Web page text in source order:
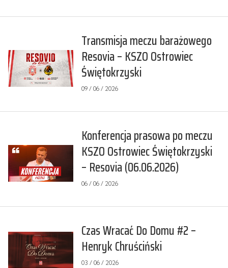
Transmisja meczu barażowego
Resovia – KSZO Ostrowiec
Świętokrzyski
09 / 06 / 2026
Konferencja prasowa po meczu
KSZO Ostrowiec Świętokrzyski
– Resovia (06.06.2026)
06 / 06 / 2026
Czas Wracać Do Domu #2 –
Henryk Chruściński
03 / 06 / 2026